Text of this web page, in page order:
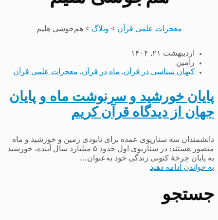
معجزات علمی قرآن > وبلاگ >هم‌جوشی هلیم
اردیبهشت ۲۱, ۱۴۰۴
رامین
کیهان شناسی در قرآن, ماه در قرآن, معجزات علمی قرآن
پایان خورشید و سرنوشت ماه و پایان
جهان از دیدگاه قرآن کریم
دانشمندان سه سناریوی عمده برای نابودی زمین و خورشید و ماه
متصور هستند: در سناریوی اول حدود ۵ میلیارد سال آینده، خورشید
به پایان چرخهٔ کنونی زندگی خود به‌عنوان...
به خواندن ادامه دهید
جستجو